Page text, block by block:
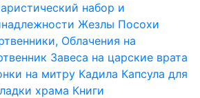
набор и
Жезлы Посохи
Облачения на
Завеса на царские врата
на митру Кадила Капсула для
храма Книги